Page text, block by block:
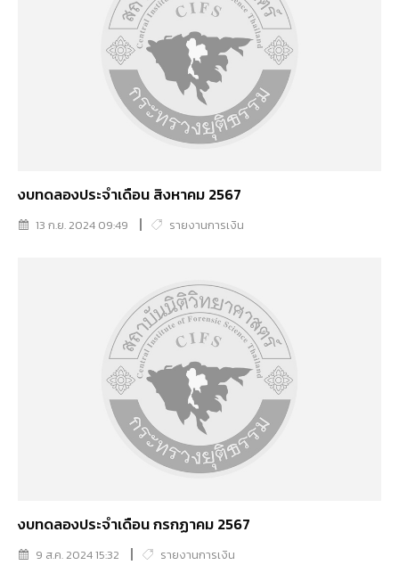
งบทดลองประจำเดือน สิงหาคม 2567
13 ก.ย. 2024 09:49 รายงานการเงิน
งบทดลองประจำเดือน กรกฏาคม 2567
9 ส.ค. 2024 15:32 รายงานการเงิน